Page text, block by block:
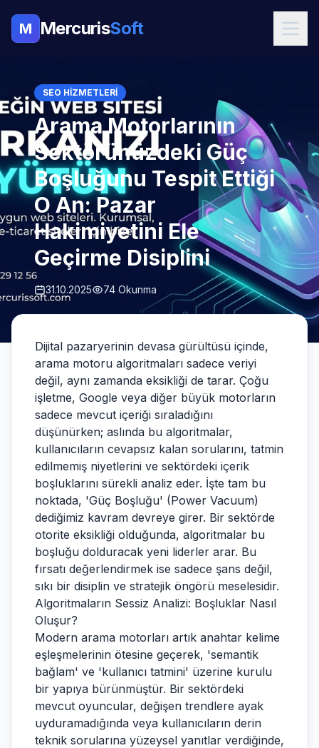
M MercurisSoft
SEO HIZMETLERI
Arama Motorlarının
Sektörünüzdeki Güç
Boşluğunu Tespit Ettiği
O An: Pazar
Hakimiyetini Ele
Geçirme Disiplini
31.10.2025 74 Okunma
Dijital pazaryerinin devasa gürültüsü içinde,
arama motoru algoritmaları sadece veriyi
değil, aynı zamanda eksikliği de tarar. Çoğu
işletme, Google veya diğer büyük motorların
sadece mevcut içeriği sıraladığını
düşünürken; aslında bu algoritmalar,
kullanıcıların cevapsız kalan sorularını, tatmin
edilmemiş niyetlerini ve sektördeki içerik
boşluklarını sürekli analiz eder. İşte tam bu
noktada, 'Güç Boşluğu' (Power Vacuum)
dediğimiz kavram devreye girer. Bir sektörde
otorite eksikliği olduğunda, algoritmalar bu
boşluğu dolduracak yeni liderler arar. Bu
fırsatı değerlendirmek ise sadece şans değil,
sıkı bir disiplin ve stratejik öngörü meselesidir.
Algoritmaların Sessiz Analizi: Boşluklar Nasıl
Oluşur?
Modern arama motorları artık anahtar kelime
eşleşmelerinin ötesine geçerek, 'semantik
bağlam' ve 'kullanıcı tatmini' üzerine kurulu
bir yapıya bürünmüştür. Bir sektördeki
mevcut oyuncular, değişen trendlere ayak
uyduramadığında veya kullanıcıların derin
teknik sorularına yüzeysel yanıtlar verdiğinde,